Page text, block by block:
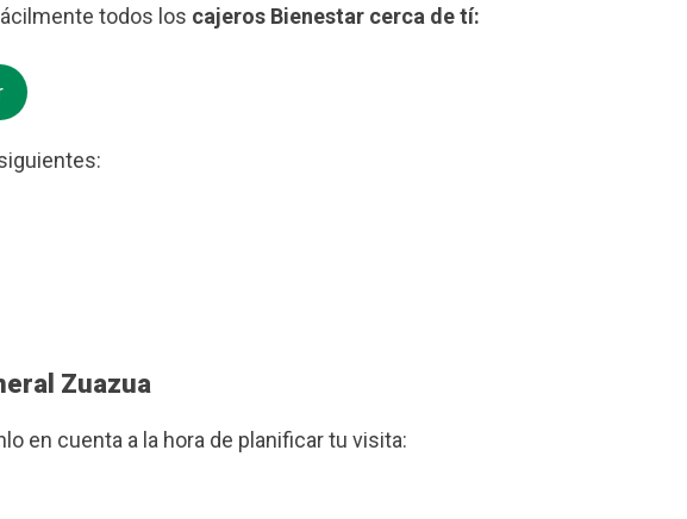
todos los cajeros Bienestar cerca de tí:
Zuazua
en cuenta a la hora de planificar tu visita: